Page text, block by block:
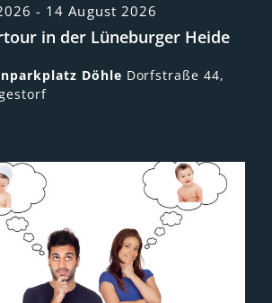
- 14 August 2026
in der Lüneburger Heide
Döhle Dorfstraße 44,